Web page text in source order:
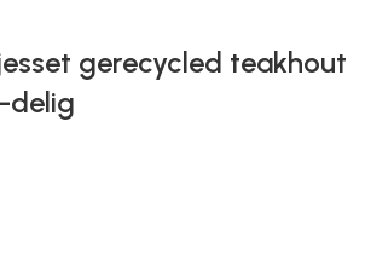
gerecycled teakhout
delig